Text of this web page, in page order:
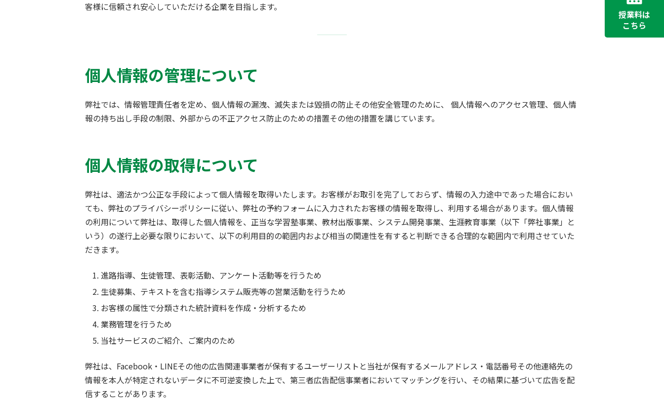
客様に信頼され安心していただける企業を目指します。
個人情報の管理について
弊社では、情報管理責任者を定め、個人情報の漏洩、滅失または毀損の防止その他安全管理のために、 個人情報へのアクセス管理、個人情
報の持ち出し手段の制限、外部からの不正アクセス防止のための措置その他の措置を講じています。
個人情報の取得について
弊社は、適法かつ公正な手段によって個人情報を取得いたします。お客様がお取引を完了しておらず、情報の入力途中であった場合におい
ても、弊社のプライバシーポリシーに従い、弊社の予約フォームに入力されたお客様の情報を取得し、利用する場合があります。個人情報
の利用について弊社は、取得した個人情報を、正当な学習塾事業、教材出版事業、システム開発事業、生涯教育事業（以下「弊社事業」と
いう）の遂行上必要な限りにおいて、以下の利用目的の範囲内および相当の関連性を有すると判断できる合理的な範囲内で利用させていた
だきます。
進路指導、生徒管理、表彰活動、アンケート活動等を行うため
生徒募集、テキストを含む指導システム販売等の営業活動を行うため
お客様の属性で分類された統計資料を作成・分析するため
業務管理を行うため
当社サービスのご紹介、ご案内のため
弊社は、Facebook・LINEその他の広告関連事業者が保有するユーザーリストと当社が保有するメールアドレス・電話番号その他連絡先の
情報を本人が特定されないデータに不可逆変換した上で、第三者広告配信事業者においてマッチングを行い、その結果に基づいて広告を配
信することがあります。
授業料は
こちら